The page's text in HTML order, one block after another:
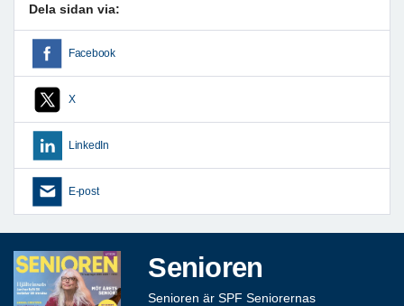
Dela sidan via:
Facebook
X
LinkedIn
E-post
Senioren
Senioren är SPF Seniorernas